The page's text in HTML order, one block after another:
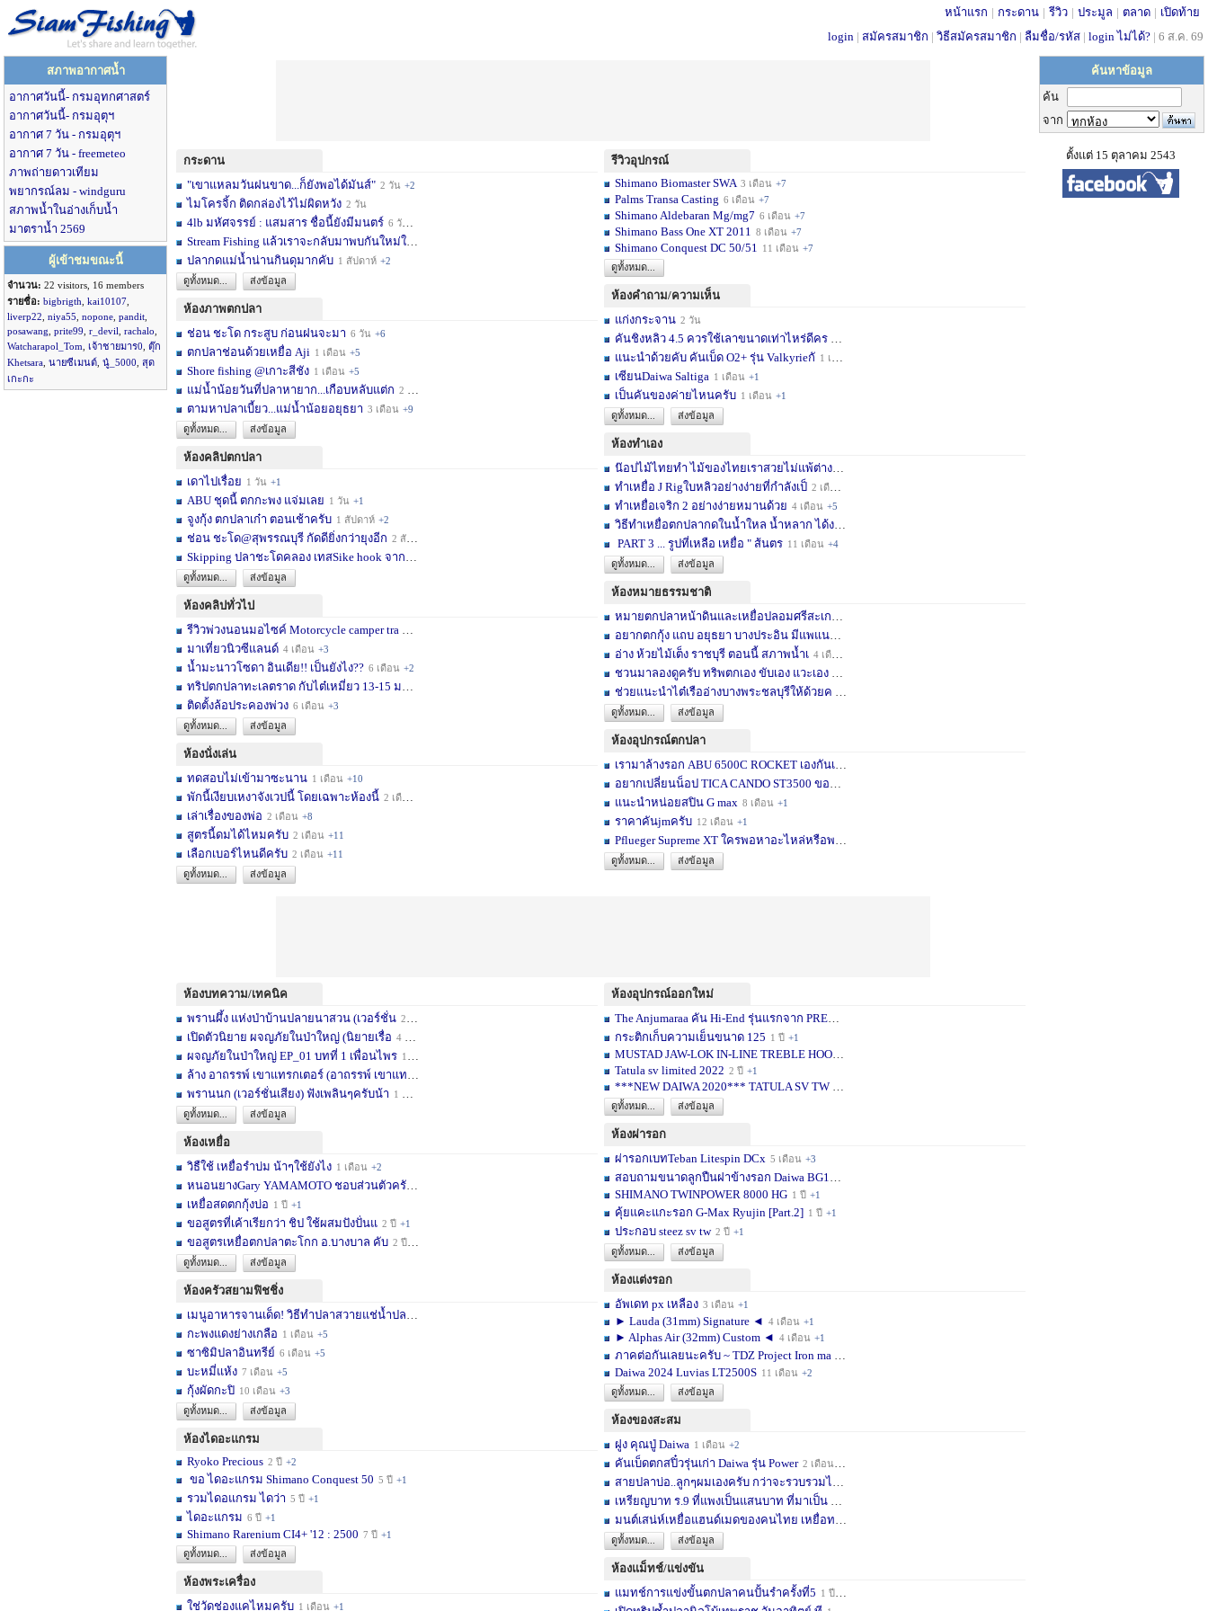
หน้าแรก | กระดาน | รีวิว | ประมูล | ตลาด | เปิดท้าย
login | สมัครสมาชิก | วิธีสมัครสมาชิก | ลืมชื่อ/รหัส | login ไม่ได้? | 6 ส.ค. 69
สภาพอากาศน้ำ
อากาศวันนี้- กรมอุทกศาสตร์
อากาศวันนี้- กรมอุตุฯ
อากาศ 7 วัน - กรมอุตุฯ
อากาศ 7 วัน - freemeteo
ภาพถ่ายดาวเทียม
พยากรณ์ลม - windguru
สภาพน้ำในอ่างเก็บน้ำ
มาตราน้ำ 2569
ผู้เข้าชมขณะนี้
จำนวน: 22 visitors, 16 members
รายชื่อ: bigbrigth kai10107
liverp22 niya55 nopone pandit
posawang prite99 r_devil rachalo
Watcharapol_Tom เจ้าชายมาร0 ตุ๊ก
Khetsara นายซีเมนต์ นู๋_5000 สุด
เกะกะ
กระดาน
"เขาแหลมวันฝนขาด...ก็ยังพอได้มันส์" 2 วัน +2
ไมโครจิ้ก ติดกล่องไว้ไม่ผิดหวัง 2 วัน
4lb มหัศจรรย์ : แสมสาร ชื่อนี้ยังมีมนตร์ 6 วัน
Stream Fishing แล้วเราจะกลับมาพบกันใหม่ใ
ปลากดแม่น้ำน่านกินดุมากคับ 1 สัปดาห์ +2
ดูทั้งหมด...
ส่งข้อมูล
ห้องภาพตกปลา
ช่อน ชะโด กระสูบ ก่อนฝนจะมา 6 วัน +6
ตกปลาช่อนด้วยเหยื่อ Aji 1 เดือน +5
Shore fishing @เกาะสีชัง 1 เดือน +5
แม่น้ำน้อยวันที่ปลาหายาก...เกือบหลับแต่ก 2 เดือน
ตามหาปลาเบี้ยว...แม่น้ำน้อยอยุธยา 3 เดือน +9
ดูทั้งหมด...
ส่งข้อมูล
ห้องคลิปตกปลา
เดาไปเรื่อย 1 วัน +1
ABU ชุดนี้ ตกกะพง แจ่มเลย 1 วัน +1
จูงกุ้ง ตกปลาเก๋า ตอนเช้าครับ 1 สัปดาห์ +2
ช่อน ชะโด@สุพรรณบุรี กัดดียิ่งกว่ายุงอีก 2 สัปดาห์
Skipping ปลาชะโดคลอง เทสSike hook จากLF
ดูทั้งหมด...
ส่งข้อมูล
ห้องคลิปทั่วไป
รีวิวพ่วงนอนมอไซค์ Motorcycle camper tra
มาเที่ยวนิวซีแลนด์ 4 เดือน +3
น้ำมะนาวโซดา อินเดีย!! เป็นยังไง?? 6 เดือน +2
ทริปตกปลาทะเลตราด กับไต๋เหมี่ยว 13-15 มก
ติดตั้งล้อประคองพ่วง 6 เดือน +3
ดูทั้งหมด...
ส่งข้อมูล
ห้องนั่งเล่น
ทดสอบไม่เข้ามาซะนาน 1 เดือน +10
พักนี้เงียบเหงาจังเวปนี้ โดยเฉพาะห้องนี้ 2 เดือน
เล่าเรื่องของพ่อ 2 เดือน +8
สูตรนี้ดมได้ไหมครับ 2 เดือน +11
เลือกเบอร์ไหนดีครับ 2 เดือน +11
ดูทั้งหมด...
ส่งข้อมูล
รีวิวอุปกรณ์
Shimano Biomaster SWA 3 เดือน +7
Palms Transa Casting 6 เดือน +7
Shimano Aldebaran Mg/mg7 6 เดือน +7
Shimano Bass One XT 2011 8 เดือน +7
Shimano Conquest DC 50/51 11 เดือน +7
ดูทั้งหมด...
ห้องคำถาม/ความเห็น
แก่งกระจาน 2 วัน
คันชิงหลิว 4.5 ควรใช้เลาขนาดเท่าไหร่ดีคร
แนะนำด้วยคับ คันเบ็ด O2+ รุ่น Valkyrieกั 1 เดือน
เซียนDaiwa Saltiga 1 เดือน +1
เป็นคันของค่ายไหนครับ 1 เดือน +1
ดูทั้งหมด...
ส่งข้อมูล
ห้องทำเอง
น๊อปไม้ไทยทำ ไม้ของไทยเราสวยไม่แพ้ต่างชา
ทำเหยื่อ J Rigใบหลิวอย่างง่ายที่กำลังเป็ 2 เดือน
ทำเหยื่อเจริก 2 อย่างง่ายหมานด้วย 4 เดือน +5
วิธีทำเหยื่อตกปลากดในน้ำใหล น้ำหลาก ได้ง
PART 3 ... รูปที่เหลือ เหยื่อ " ส้นตร 11 เดือน +4
ดูทั้งหมด...
ส่งข้อมูล
ห้องหมายธรรมชาติ
หมายตกปลาหน้าดินและเหยื่อปลอมศรีสะเกษครั
อยากตกกุ้ง แถบ อยุธยา บางประอิน มีแพแนะน
อ่าง ห้วยไม้เต็ง ราชบุรี ตอนนี้ สภาพน้ำเ 4 เดือน
ชวนมาลองดูครับ ทริพตกเอง ขับเอง แวะเอง จ
ช่วยแนะนำไต๋เรืออ่างบางพระชลบุรีให้ด้วยค
ดูทั้งหมด...
ส่งข้อมูล
ห้องอุปกรณ์ตกปลา
เรามาล้างรอก ABU 6500C ROCKET เองกันเถอ
อยากเปลี่ยนน็อป TICA CANDO ST3500 ขอคำแน
แนะนำหน่อยสปิน G max 8 เดือน +1
ราคาคันjmครับ 12 เดือน +1
Pflueger Supreme XT ใครพอหาอะไหล่หรือพอซ
ดูทั้งหมด...
ส่งข้อมูล
ห้องบทความ/เทคนิค
พรานผึ้ง แห่งป่าบ้านปลายนาสวน (เวอร์ชั่น 2 เดือน
เปิดตัวนิยาย ผจญภัยในป่าใหญ่ (นิยายเรื่อ 4 เดือน
ผจญภัยในป่าใหญ่ EP_01 บทที่ 1 เพื่อนไพร 11 เดือน
ล้าง อาถรรพ์ เขาแทรกเตอร์ (อาถรรพ์ เขาแท
พรานนก (เวอร์ชั่นเสียง) ฟังเพลินๆครับน้า 1 ปี
ดูทั้งหมด...
ส่งข้อมูล
ห้องเหยื่อ
วิธืใช้ เหยื่อรำบ่ม น้าๆใช้ยังไง 1 เดือน +2
หนอนยางGary YAMAMOTO ชอบส่วนตัวครับ... เ
เหยื่อสดตกกุ้งบ่อ 1 ปี +1
ขอสูตรที่เค้าเรียกว่า ชิป ใช้ผสมปังปั่นแ 2 ปี +1
ขอสูตรเหยื่อตกปลาตะโกก อ.บางบาล คับ 2 ปี
ดูทั้งหมด...
ส่งข้อมูล
ห้องครัวสยามฟิชชิ่ง
เมนูอาหารจานเด็ด! วิธีทำปลาสวายแช่น้ำปลา
กะพงแดงย่างเกลือ 1 เดือน +5
ซาซิมิปลาอินทรีย์ 6 เดือน +5
บะหมี่แห้ง 7 เดือน +5
กุ้งผัดกะปิ 10 เดือน +3
ดูทั้งหมด...
ส่งข้อมูล
ห้องไดอะแกรม
Ryoko Precious 2 ปี +2
ขอ ไดอะแกรม Shimano Conquest 50 5 ปี +1
รวมไดอแกรม ไดว่า 5 ปี +1
ไดอะแกรม 6 ปี +1
Shimano Rarenium CI4+ '12 : 2500 7 ปี +1
ดูทั้งหมด...
ส่งข้อมูล
ห้องพระเครื่อง
ใช่วัดช่องแคไหมครับ 1 เดือน +1
ห้องอุปกรณ์ออกใหม่
The Anjumaraa คัน Hi-End รุ่นแรกจาก PREY
กระติกเก็บความเย็นขนาด 125 1 ปี +1
MUSTAD JAW-LOK IN-LINE TREBLE HOOK - 5X
Tatula sv limited 2022 2 ปี +1
***NEW DAIWA 2020*** TATULA SV TW
ดูทั้งหมด...
ส่งข้อมูล
ห้องผ่ารอก
ผ่ารอกเบทTeban Litespin DCx 5 เดือน +3
สอบถามขนาดลูกปืนฝาข้างรอก Daiwa BG10
SHIMANO TWINPOWER 8000 HG 1 ปี +1
คุ้ยแคะแกะรอก G-Max Ryujin [Part.2] 1 ปี +1
ประกอบ steez sv tw 2 ปี +1
ดูทั้งหมด...
ส่งข้อมูล
ห้องแต่งรอก
อัพเดท px เหลือง 3 เดือน +1
► Lauda (31mm) Signature ◄ 4 เดือน +1
► Alphas Air (32mm) Custom ◄ 4 เดือน +1
ภาคต่อกันเลยนะครับ ~ TDZ Project Iron ma
Daiwa 2024 Luvias LT2500S 11 เดือน +2
ดูทั้งหมด...
ส่งข้อมูล
ห้องของสะสม
ฝูง คุณปู่ Daiwa 1 เดือน +2
คันเบ็ดตกสปิ๋วรุ่นเก่า Daiwa รุ่น Power 2 เดือน
สายปลาบ่อ..ลูกๆผมเองครับ กว่าจะรวบรวมได้
เหรียญบาท ร.9 ที่แพงเป็นแสนบาท ที่มาเป็น
มนต์เสน่ห์เหยื่อแฮนด์เมดของคนไทย เหยื่อท
ดูทั้งหมด...
ส่งข้อมูล
ห้องแม็ทช์/แข่งขัน
แมทช์การแข่งขั้นตกปลาคนปั้นรำครั้งที่5 1 ปี
ค้นหาข้อมูล
ค้น
จาก
ตั้งแต่ 15 ตุลาคม 2543